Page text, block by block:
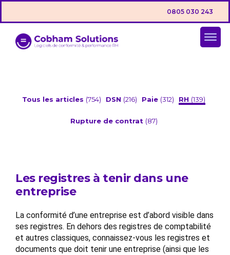
0805 030 243
Tous les articles (754) DSN (216) Paie (312) RH (139)
Rupture de contrat (87)
Les registres à tenir dans une
entreprise
La conformité d’une entreprise est d’abord visible dans
ses registres. En dehors des registres de comptabilité
et autres classiques, connaissez-vous les registres et
documents que doit tenir une entreprise (ainsi que les